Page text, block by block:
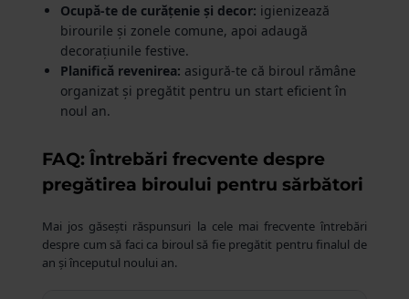
Ocupă-te de curățenie și decor: igienizează
birourile și zonele comune, apoi adaugă
decorațiunile festive.
Planifică revenirea: asigură-te că biroul rămâne
organizat și pregătit pentru un start eficient în
noul an.
FAQ: Întrebări frecvente despre
pregătirea biroului pentru sărbători
Mai jos găsești răspunsuri la cele mai frecvente întrebări
despre cum să faci ca biroul să fie pregătit pentru finalul de
an și începutul noului an.